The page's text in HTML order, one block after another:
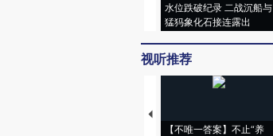
水位跌破纪录 二战沉船与
猛犸象化石接连露出
视听推荐
【不唯一答案】不止“养